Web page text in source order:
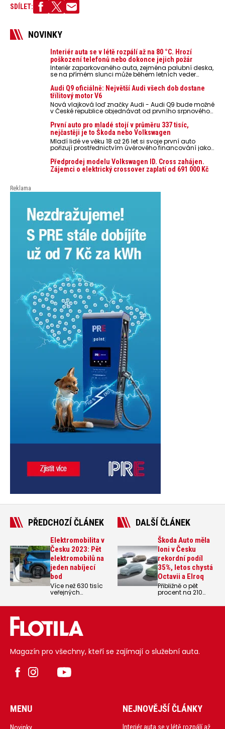
SDÍLET:
NOVINKY
Interiér auta se v létě rozpálí až na 80 °C. Hrozí
poškození telefonů nebo dokonce jejich požár
Interiér zaparkovaného auta, zejména palubní deska,
se na přímém slunci může během letních veder
nebezpečí pro odložené mobilní telefony, powerbanky
nebo notebooky. Můžou urychlit stárnutí baterií,
poškodit elektroniku a ve výjimečných případech i
zvýšit riziko požáru.
Audi Q9 oficiálně: Největší Audi všech dob dostane
třílitový motor V6
Nová vlajková loď značky Audi - Audi Q9 bude možné
v České republice objednávat od prvního srpnového
První auto pro mladé stojí v průměru 337 tisíc,
nejčastěji je to Škoda nebo Volkswagen
Mladí lidé ve věku 18 až 26 let si svoje první auto
pořizují prostřednictvím úvěrového financování jako
auto. Průměrná pořizovací cena vozu dosahuje 337
tisíc korun a průměrná financovaná částka
přesahuje 251 tisíc korun. Vyplývá to z dat Leasingu
Předprodej modelu Volkswagen ID. Cross zahájen.
Zájemci o elektrický crossover zaplatí od 691 000 Kč
Reklama
PŘEDCHOZÍ ČLÁNEK
Elektromobilita v
Česku 2023: Pět
elektromobilů na
jeden nabíjecí
bod
Více než 630 tisíc
veřejných
celé Evropské unii,
elektromobilů v EU,
22 500 v Česku.
Taková je
DALŠÍ ČLÁNEK
Škoda Auto měla
loni v Česku
rekordní podíl
35%, letos chystá
Octavii a Elroq
Přibližně o pět
procent na 210
letos podle
tuzemském trhu.
Magazín pro všechny, kteří se zajímají o služební auta.
MENU NEJNOVĚJŠÍ ČLÁNKY
Interiér auta se v létě rozpálí až